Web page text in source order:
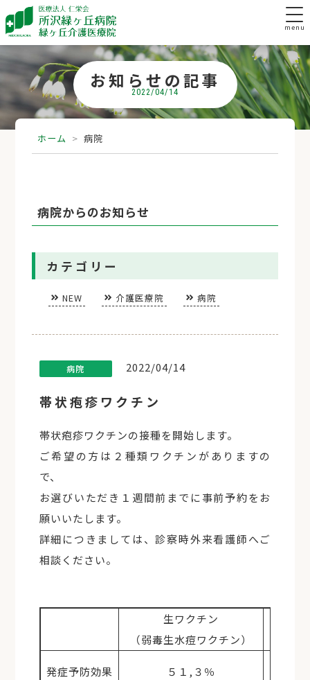
お知らせの記事
2022/04/14
ホーム > 病院
病院からのお知らせ
カテゴリー
NEW 介護医療院 病院
病院 2022/04/14
帯状疱疹ワクチン
帯状疱疹ワクチンの接種を開始します。
ご希望の方は２種類ワクチンがありますの
で、
お選びいただき１週間前までに事前予約をお
願いいたします。
詳細につきましては、診察時外来看護師へご
相談ください。
生ワクチン
（弱毒生水痘ワクチン）
発症予防効果 ５１,３％
menu